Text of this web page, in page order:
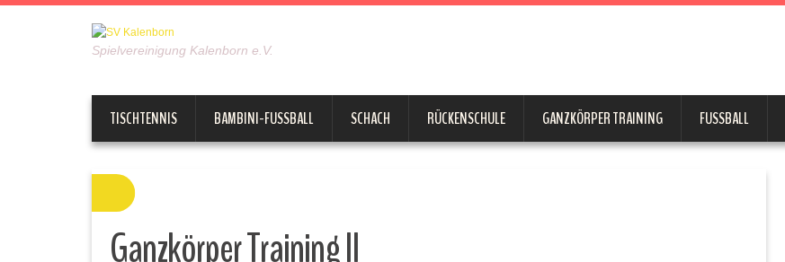
Spielvereinigung Kalenborn e.V.
TISCHTENNIS BAMBINI-FUSSBALL SCHACH RÜCKENSCHULE GANZKÖRPER TRAINING FUSSBALL
Ganzkörper Training II